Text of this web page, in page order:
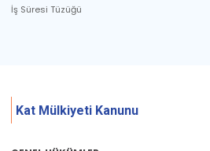
İş Süresi Tüzüğü
Kat Mülkiyeti Kanunu